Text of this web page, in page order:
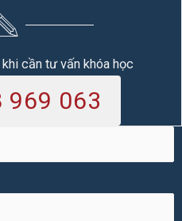
cần tư vấn khóa học
969 063